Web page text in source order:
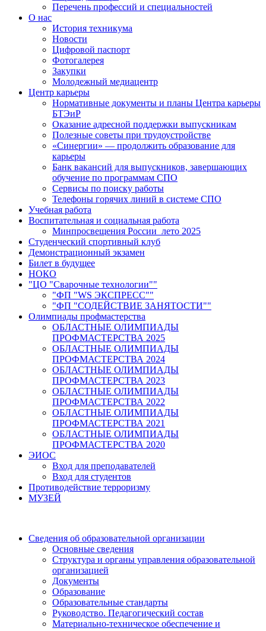
Перечень профессий и специальностей
О нас
История техникума
Новости
Цифровой паспорт
Фотогалерея
Закупки
Молодежный медиацентр
Центр карьеры
Нормативные документы и планы Центра карьеры
БТЭиР
Оказание адресной поддержки выпускникам
Полезные советы при трудоустройстве
«Синергии» — продолжить образование для
карьеры
Банк вакансий для выпускников, завершающих
обучение по программам СПО
Сервисы по поиску работы
Телефоны горячих линий в системе СПО
Учебная работа
Воспитательная и социальная работа
Минпросвещения России_лето 2025
Студенческий спортивный клуб
Демонстрационный экзамен
Билет в будущее
НОКО
"ЦО "Сварочные технологии""
"ФП "WS ЭКСПРЕСС""
"ФП "СОДЕЙСТВИЕ ЗАНЯТОСТИ""
Олимпиады профмастерства
ОБЛАСТНЫЕ ОЛИМПИАДЫ
ПРОФМАСТЕРСТВА 2025
ОБЛАСТНЫЕ ОЛИМПИАДЫ
ПРОФМАСТЕРСТВА 2024
ОБЛАСТНЫЕ ОЛИМПИАДЫ
ПРОФМАСТЕРСТВА 2023
ОБЛАСТНЫЕ ОЛИМПИАДЫ
ПРОФМАСТЕРСТВА 2022
ОБЛАСТНЫЕ ОЛИМПИАДЫ
ПРОФМАСТЕРСТВА 2021
ОБЛАСТНЫЕ ОЛИМПИАДЫ
ПРОФМАСТЕРСТВА 2020
ЭИОС
Вход для преподавателей
Вход для студентов
Противодействие терроризму
МУЗЕЙ
Сведения об образовательной организации
Основные сведения
Структура и органы управления образовательной
организацией
Документы
Образование
Образовательные стандарты
Руководство. Педагогический состав
Материально-техническое обеспечение и